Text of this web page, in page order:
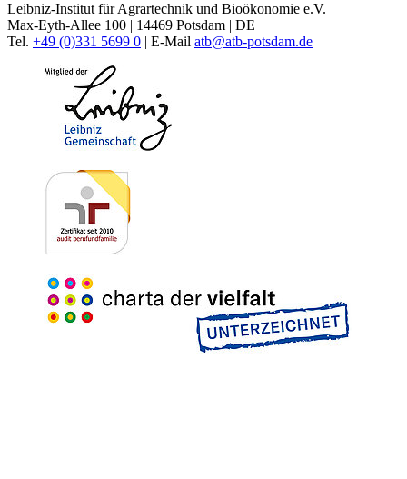
Leibniz-Institut für Agrartechnik und Bioökonomie e.V.
Max-Eyth-Allee 100 | 14469 Potsdam | DE
Tel. +49 (0)331 5699 0 | E-Mail atb@atb-potsdam.de